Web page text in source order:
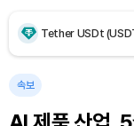
Tether USDt
USDC (USDC)
속보